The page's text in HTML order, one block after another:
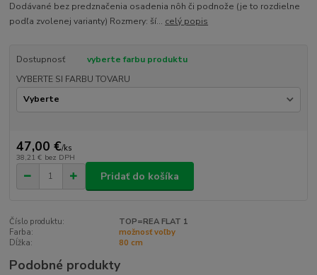
Dodávané bez predznačenia osadenia nôh či podnože (je to rozdielne
podľa zvolenej varianty) Rozmery: ší... celý popis
Dostupnosť
vyberte farbu produktu
VYBERTE SI FARBU TOVARU
47,00 €/ks
38,21 € bez DPH
Pridať do košíka
Číslo produktu:
TOP=REA FLAT 1
Farba:
možnosť voľby
Dĺžka:
80 cm
Podobné produkty